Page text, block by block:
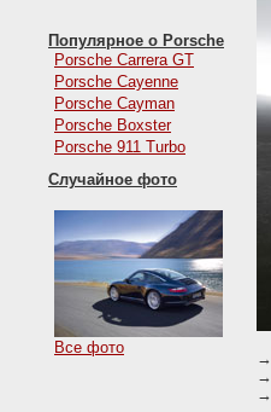
Популярное о Porsche
Porsche Carrera GT
Porsche Cayenne
Porsche Cayman
Porsche Boxster
Porsche 911 Turbo
Случайное фото
Все фото
→
→
→